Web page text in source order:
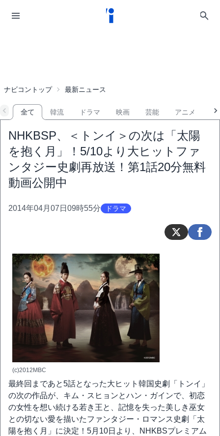
ナビコントップ 最新ニュース
全て 韓流 ドラマ 映画 芸能 アニメ
NHKBSP、＜トンイ＞の次は「太陽
を抱く月」！5/10より大ヒットファ
ンタジー史劇再放送！第1話20分無料
動画公開中
2014年04月07日09時55分 ドラマ
(c)2012MBC
最終回まであと5話となった大ヒット韓国史劇「トンイ」
の次の作品が、キム・スヒョンとハン・ガインで、初恋
の女性を想い続ける若き王と、記憶を失った美しき巫女
との切ない愛を描いたファンタジー・ロマンス史劇「太
陽を抱く月」に決定！5月10日より、NHKBSプレミアム